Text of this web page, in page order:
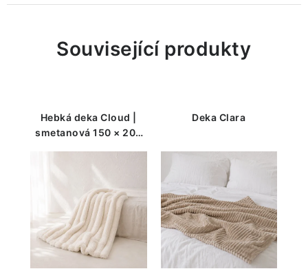
Související produkty
Hebká deka Cloud |
smetanová 150 × 200
Deka Clara